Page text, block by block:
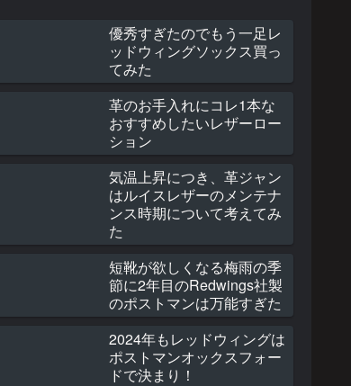
優秀すぎたのでもう一足レ
ッドウィングソックス買っ
てみた
革のお手入れにコレ1本な
おすすめしたいレザーロー
ション
気温上昇につき、革ジャン
はルイスレザーのメンテナ
ンス時期について考えてみ
た
短靴が欲しくなる梅雨の季
節に2年目のRedwings社製
のポストマンは万能すぎた
2024年もレッドウィングは
ポストマンオックスフォー
ドで決まり！